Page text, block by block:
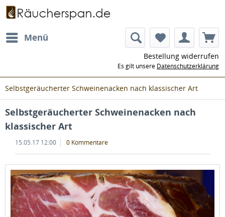
Menü
Bestellung widerrufen
Es gilt unsere Datenschutzerklärung
Selbstgeräucherter Schweinenacken nach klassischer Art
Selbstgeräucherter Schweinenacken nach
klassischer Art
15.05.17 12:00 0 Kommentare